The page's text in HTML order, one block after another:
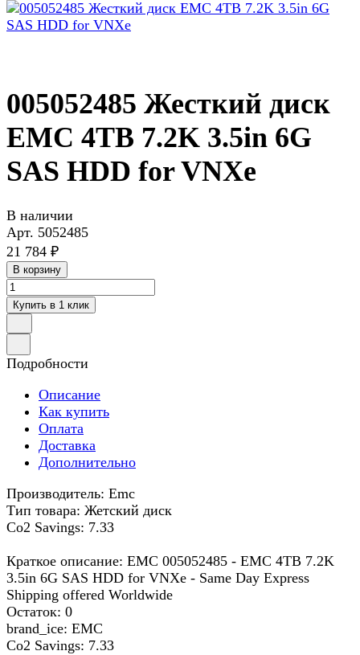
005052485 Жесткий диск
EMC 4TB 7.2K 3.5in 6G
SAS HDD for VNXe
В наличии
Арт. 5052485
21 784 ₽
В корзину
Купить в 1 клик
Подробности
Описание
Как купить
Оплата
Доставка
Дополнительно
Производитель: Emc
Тип товара: Жетский диск
Co2 Savings: 7.33
Краткое описание: EMC 005052485 - EMC 4TB 7.2K
3.5in 6G SAS HDD for VNXe - Same Day Express
Shipping offered Worldwide
Остаток: 0
brand_ice: EMC
Co2 Savings: 7.33